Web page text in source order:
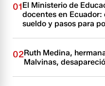
01El Ministerio de
docentes en Ecuador:
sueldo y pasos para
02Ruth Medina,
Malvinas,